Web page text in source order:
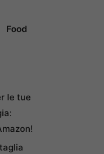
Food
le tue